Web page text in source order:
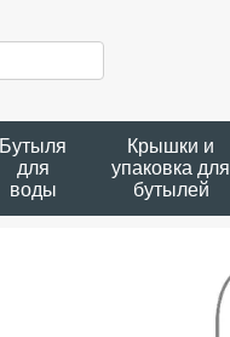
Бутыля
для
воды
Крышки и
упаковка для
бутылей